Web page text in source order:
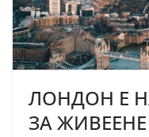
ЛОНДОН E
ЗА